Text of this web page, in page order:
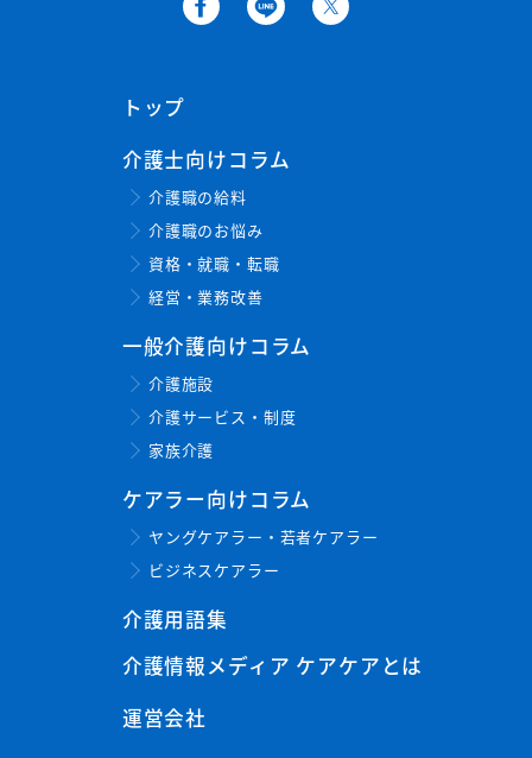
トップ
介護士向けコラム
介護職の給料
介護職のお悩み
資格・就職・転職
経営・業務改善
一般介護向けコラム
介護施設
介護サービス・制度
家族介護
ケアラー向けコラム
ヤングケアラー・若者ケアラー
ビジネスケアラー
介護用語集
介護情報メディア ケアケアとは
運営会社